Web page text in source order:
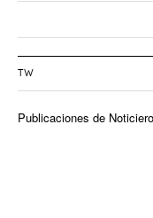
TW
Publicaciones de